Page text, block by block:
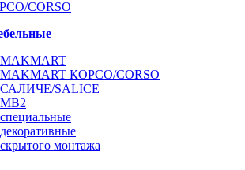
КОРСО/CORSO
САЛИЧЕ/SALICE
монтажа